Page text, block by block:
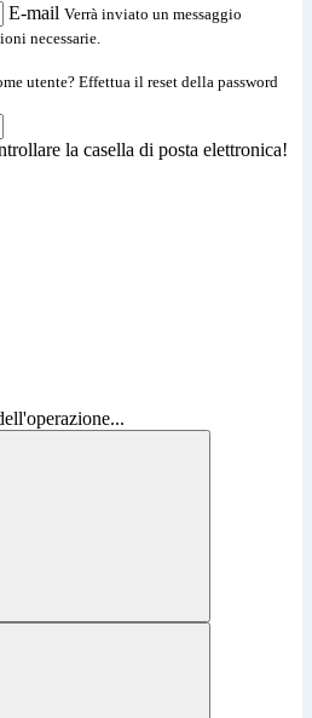
E-mail Verrà inviato un messaggio
necessarie.
utente? Effettua il reset della password
la casella di posta elettronica!